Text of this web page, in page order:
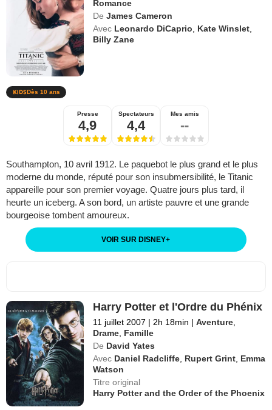
Romance
De James Cameron
Avec Leonardo DiCaprio Kate Winslet
Billy Zane
Dès 10 ans
Presse
4,9
Spectateurs
4,4
Mes amis
--
Southampton, 10 avril 1912. Le paquebot le plus grand et le plus
moderne du monde, réputé pour son insubmersibilité, le Titanic
appareille pour son premier voyage. Quatre jours plus tard, il
heurte un iceberg. A son bord, un artiste pauvre et une grande
bourgeoise tombent amoureux.
VOIR SUR DISNEY+
Harry Potter et l'Ordre du Phénix
11 juillet 2007 | 2h 18min | Aventure
Drame Famille
De David Yates
Avec Daniel Radcliffe Rupert Grint Emma
Watson
Titre original
Harry Potter and the Order of the Phoenix